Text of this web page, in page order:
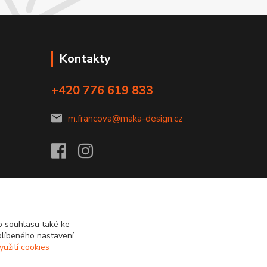
Kontakty
+420 776 619 833
m.francova@maka-design.cz
souhlasu také ke
nastavení
cookies